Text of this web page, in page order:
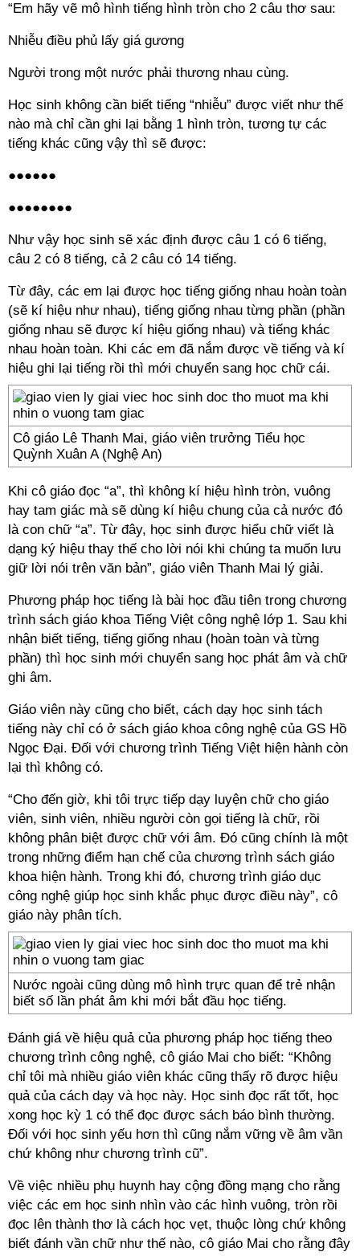
“Em hãy vẽ mô hình tiếng hình tròn cho 2 câu thơ sau:
Nhiễu điều phủ lấy giá gương
Người trong một nước phải thương nhau cùng.
Học sinh không cần biết tiếng “nhiễu” được viết như thế
nào mà chỉ cần ghi lại bằng 1 hình tròn, tương tự các
tiếng khác cũng vậy thì sẽ được:
●●●●●●
●●●●●●●●
Như vậy học sinh sẽ xác định được câu 1 có 6 tiếng,
câu 2 có 8 tiếng, cả 2 câu có 14 tiếng.
Từ đây, các em lại được học tiếng giống nhau hoàn toàn
(sẽ kí hiệu như nhau), tiếng giống nhau từng phần (phần
giống nhau sẽ được kí hiệu giống nhau) và tiếng khác
nhau hoàn toàn. Khi các em đã nắm được về tiếng và kí
hiệu ghi lại tiếng rồi thì mới chuyển sang học chữ cái.
Cô giáo Lê Thanh Mai, giáo viên trưởng Tiểu học
Quỳnh Xuân A (Nghệ An)
Khi cô giáo đọc “a”, thì không kí hiệu hình tròn, vuông
hay tam giác mà sẽ dùng kí hiệu chung của cả nước đó
là con chữ “a”. Từ đây, học sinh được hiểu chữ viết là
dạng ký hiệu thay thế cho lời nói khi chúng ta muốn lưu
giữ lời nói trên văn bản”, giáo viên Thanh Mai lý giải.
Phương pháp học tiếng là bài học đầu tiên trong chương
trình sách giáo khoa Tiếng Việt công nghệ lớp 1. Sau khi
nhận biết tiếng, tiếng giống nhau (hoàn toàn và từng
phần) thì học sinh mới chuyển sang học phát âm và chữ
ghi âm.
Giáo viên này cũng cho biết, cách dạy học sinh tách
tiếng này chỉ có ở sách giáo khoa công nghệ của GS Hồ
Ngọc Đại. Đối với chương trình Tiếng Việt hiện hành còn
lại thì không có.
“Cho đến giờ, khi tôi trực tiếp dạy luyện chữ cho giáo
viên, sinh viên, nhiều người còn gọi tiếng là chữ, rồi
không phân biệt được chữ với âm. Đó cũng chính là một
trong những điểm hạn chế của chương trình sách giáo
khoa hiện hành. Trong khi đó, chương trình giáo dục
công nghệ giúp học sinh khắc phục được điều này”, cô
giáo này phân tích.
Nước ngoài cũng dùng mô hình trực quan để trẻ nhận
biết số lần phát âm khi mới bắt đầu học tiếng.
Đánh giá về hiệu quả của phương pháp học tiếng theo
chương trình công nghệ, cô giáo Mai cho biết: “Không
chỉ tôi mà nhiều giáo viên khác cũng thấy rõ được hiệu
quả của cách dạy và học này. Học sinh đọc rất tốt, học
xong học kỳ 1 có thể đọc được sách báo bình thường.
Đối với học sinh yếu hơn thì cũng nắm vững về âm vần
chứ không như chương trình cũ”.
Về việc nhiều phụ huynh hay cộng đồng mạng cho rằng
việc các em học sinh nhìn vào các hình vuông, tròn rồi
đọc lên thành thơ là cách học vẹt, thuộc lòng chứ không
biết đánh vần chữ như thế nào, cô giáo Mai cho rằng đây